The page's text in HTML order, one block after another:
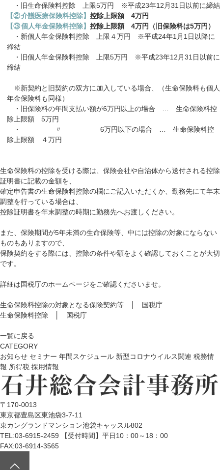
・旧生命保険料控除 上限5万円 ※平成23年12月31日以前に締結
【②介護医療保険料控除】控除上限額4万円
【③個人年金保険料控除】控除上限額4万円（旧保険料は5万円）
・新個人年金保険料控除 上限４万円 ※平成24年1月 1日以降に
締結
・旧個人年金保険料控除 上限5万円 ※平成23年12月31日以前に
締結
※新契約と旧契約の双方に加入している場合、（生命保険料も個人
年金保険料も同様）
・旧保険料の年間支払い額が6万円以上の場合 … 生命保険料控
除上限額 5万円
・ 〃
6万円以下の場合 … 生命保険料控
除上限額 ４万円
生命保険料の控除を受ける際は、保険会社や自治体から送付される控除
証明書に記載の金額を、
確定申告書の生命保険料控除の欄にご記入いただくか、勤務先にて年末
調整を行っている場合は、
控除証明書を年末調整の時期に勤務先へお渡しください。
また、保険期間が5年未満の生命保険等、中には控除の対象にならない
ものもありますので、
保険契約をする際には、控除の条件や額をよく確認しておくことが大切
です。
詳細は国税庁のホームページをご確認くださいませ。
生命保険料控除の対象となる保険契約等 │ 国税庁
生命保険料控除 │ 国税庁
一覧に戻る
CATEGORY
お知らせ セミナー 年間スケジュール 新型コロナウイルス関連 税務情
報 所得税 採用情報
〒170-0013
東京都豊島区東池袋3-7-11
東カングランドマンション池袋キャッスル802
TEL:03-6915-2459 【受付時間】平日10：00～18：00
FAX:03-6914-3565